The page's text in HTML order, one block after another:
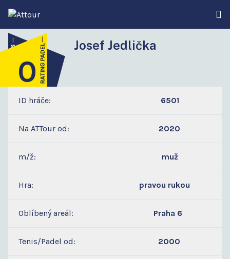
Josef Jedlička
5
0
ID hráče: 6501
Na ATTour od: 2020
m/ž: muž
Hra: pravou rukou
Oblíbený areál: Praha 6
Tenis/Padel od: 2000